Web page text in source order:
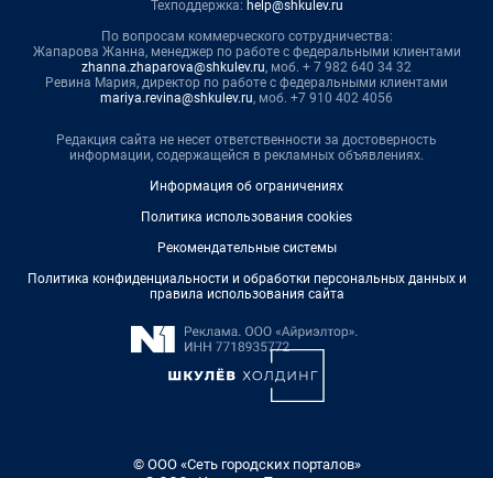
Техподдержка: help@shkulev.ru
По вопросам коммерческого сотрудничества:
Жапарова Жанна, менеджер по работе с федеральными клиентами
zhanna.zhaparova@shkulev.ru, моб. + 7 982 640 34 32
Ревина Мария, директор по работе с федеральными клиентами
mariya.revina@shkulev.ru, моб. +7 910 402 4056
Редакция сайта не несет ответственности за достоверность
информации, содержащейся в рекламных объявлениях.
Информация об ограничениях
Политика использования cookies
Рекомендательные системы
Политика конфиденциальности и обработки персональных данных и
правила использования сайта
© ООО «Сеть городских порталов»